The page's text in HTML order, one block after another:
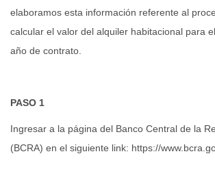
elaboramos esta información referente al
calcular el valor del alquiler habitacional para
año de contrato.
PASO 1
Ingresar a la página del Banco Central de la
(BCRA) en el siguiente link: https://